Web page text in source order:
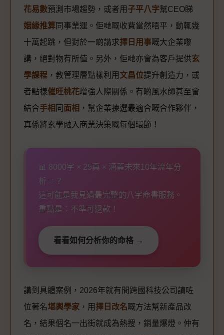
花易數預測市場趨勢，或者用 子平八字幫CEO睇
姻緣推算 同事業運。佢哋嘅收費當然唔平，動輒幾
十萬起跳，但對於一啲講求擇日用事嘅大企業嚟
講，絕對物有所值。另外，佢哋亦會為客戶提供玄
學課程 ，教管理層點樣利用 文昌位提升創造力，或
者點樣催旺桃花增強人際關係。有啲風水師甚至會
結合手相 同 面相 ，幫企業揀選最適合嘅合作夥伴，
真係將玄學融入商業決策嘅每個環節！
📊 8000字 × 25頁 × 涵蓋未來10年流年分
析 = ？
這可能是我見過最完整的八字命書服務。
重點是：不準可退款！
看看如何分析你的命格 →
講到具體案例，2026年就有間跨國科技公司請咗
位著名堪輿學家 ，用 擇日改名嘅方法幫新產品改
名，結果個名一出街就成為熱搜，銷量爆燈。仲有